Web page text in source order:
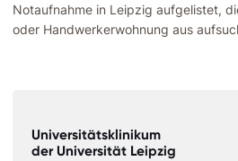
Notaufnahme in Leipzig aufgelistet,
oder Handwerkerwohnung aus
Universitätsklinikum
der Universität Leipzig